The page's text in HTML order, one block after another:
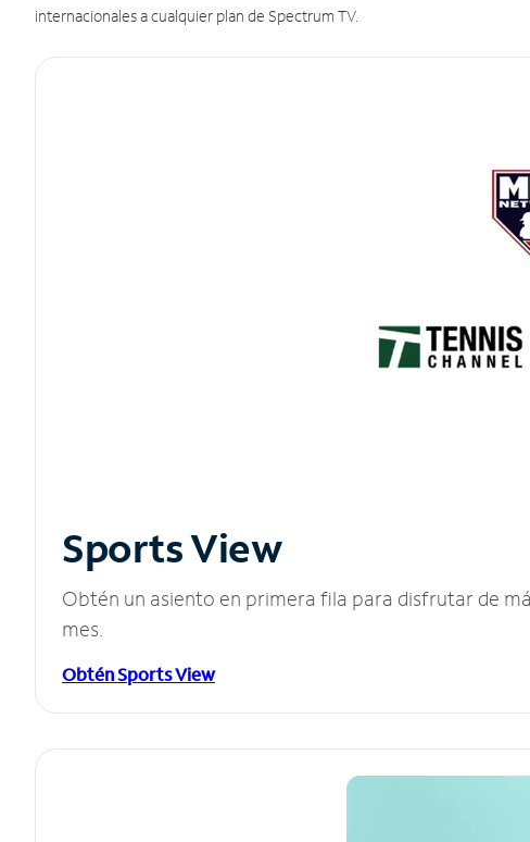
internacionales a cualquier plan de Spectrum TV.
Sports View
Obtén un asiento en primera fila para disfrutar de
mes.
Obtén Sports View